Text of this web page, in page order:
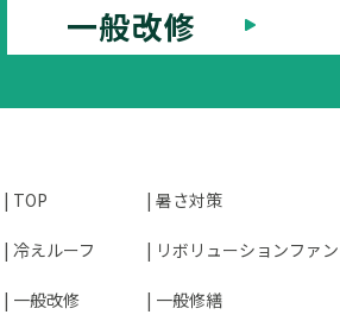
一般改修
TOP 暑さ対策
冷えルーフ リボリューションファン
一般改修 一般修繕